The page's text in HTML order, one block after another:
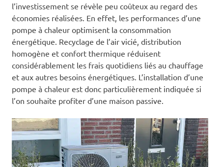
l’investissement se révèle peu coûteux au regard des
économies réalisées. En effet, les performances d’une
pompe à chaleur optimisent la consommation
énergétique. Recyclage de l’air vicié, distribution
homogène et confort thermique réduisent
considérablement les frais quotidiens liés au chauffage
et aux autres besoins énergétiques. L’installation d’une
pompe à chaleur est donc particulièrement indiquée si
l’on souhaite profiter d’une maison passive.